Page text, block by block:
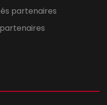
partenaires